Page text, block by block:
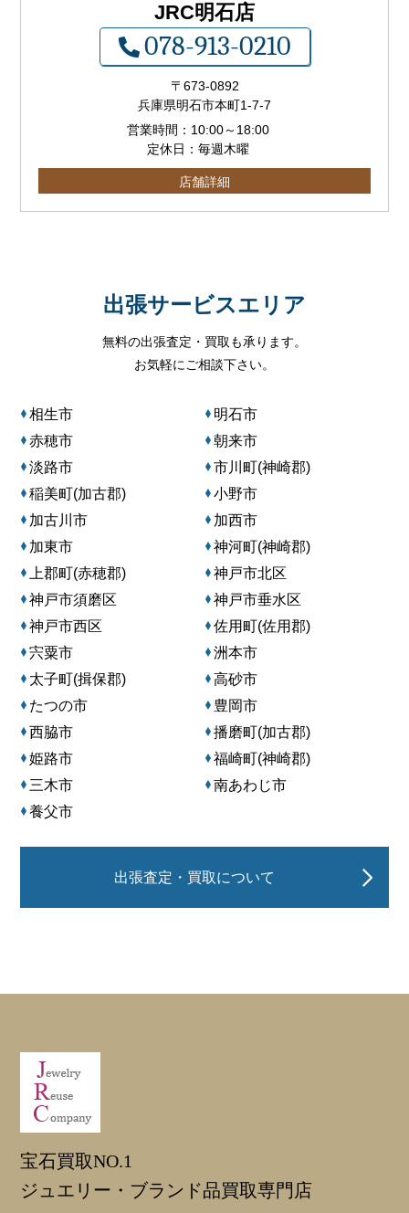
JRC明石店
078-913-0210
〒673-0892
兵庫県明石市本町1-7-7
営業時間： 10:00～ 18:00
定休日：毎週木曜
店舗詳細
出張サービスエリア
無料の出張査定・買取も承ります。
お気軽にご相談下さい。
相生市
明石市
赤穂市
朝来市
淡路市
市川町(神崎郡)
稲美町(加古郡)
小野市
加古川市
加西市
加東市
神河町(神崎郡)
上郡町(赤穂郡)
神戸市北区
神戸市須磨区
神戸市垂水区
神戸市西区
佐用町(佐用郡)
宍粟市
洲本市
太子町(揖保郡)
高砂市
たつの市
豊岡市
西脇市
播磨町(加古郡)
姫路市
福崎町(神崎郡)
三木市
南あわじ市
養父市
出張査定・買取について
宝石買取NO.1
ジュエリー・ブランド品買取専門店